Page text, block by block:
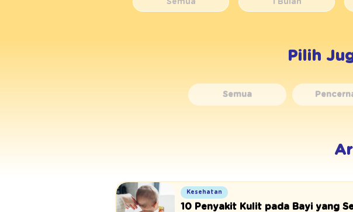
Pilih
Semua
Kesehatan
10 Penyakit Kulit pada Bayi yang